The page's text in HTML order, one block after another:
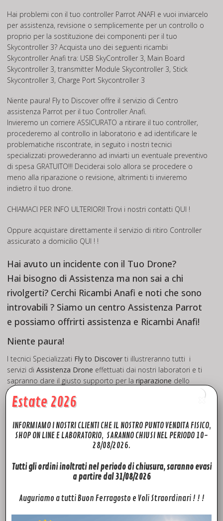
Hai problemi con il tuo controller Parrot ANAFI e vuoi inviarcelo
per assistenza, revisione o semplicemente per un controllo o
proprio per la sostituzione dei componenti per il tuo
Skycontroller 3? Acquista uno dei seguenti ricambi
Skycontroller Anafi tra: USB SkyController 3, Main Board
Skycontroller 3, transmitter Module Skycontroller 3, Stick
Skycontroller 3, Charge Port Skycontroller 3
Niente paura! Fly to Discover offre il servizio di Centro
assistenza Parrot per il tuo Controller Anafi.
Invieremo un corriere ASSICURATO a ritirare il tuo controller,
procederemo al controllo in laboratorio e ad identificare le
problematiche riscontrate, in seguito i nostri tecnici
specializzati provvederanno ad inviarti un eventuale preventivo
di spesa GRATUITO!!! Deciderai solo allora se procedere o
meno alla riparazione o revisione, altrimenti ti invieremo
indietro il tuo drone.
CHIAMACI PER INFO ULTERIORI! Trovi i nostri contatti QUI !
Oppure acquistare direttamente il servizio di ritiro Controller
assicurato a domicilio QUI ! !
Hai avuto un incidente con il Tuo Drone?
Hai bisogno di Assistenza ma non sai a chi
rivolgerti? Cerchi Ricambi Anafi e noti che sono
introvabili ? Siamo un centro Assistenza Parrot
e possiamo offrirti assistenza e Ricambi Anafi!
Niente paura!
I tecnici Specializzati Fly to Discover ti illustreranno tutti i
servizi di Assistenza Drone effettuati dai nostri laboratori e ti
sapranno dare il giusto supporto per la riparazione dello
Skycontroller 3.
di più le Tueesigenze . Sarai informato passo passo dello
svolgersi delle operazioni di Assistenza Droni sul Tuo mezzo.
Vuoi semplicemente Revisionare il Tuo Drone?
Cerchi Tecnici preparati e specializzati per offrirti l’adeguata
spare parts.
Estate 2026
INFORMIAMO I NOSTRI CLIENTI CHE IL NOSTRO PUNTO VENDITA FISICO,
SHOP ON LINE E LABORATORIO, SARANNO CHIUSI NEL PERIODO 10-
28/08/2026.
Tutti gli ordini inoltrati nel periodo di chiusura, saranno evasi
a partire dal 31/08/2026
Auguriamo a tutti Buon Ferragosto e Voli Straordinari ! ! !